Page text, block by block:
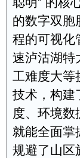
的数字双胞
程的可视化
速泸沽湖特
工难度大等
技术，构建
度、环境
就能全面掌
规避了山区